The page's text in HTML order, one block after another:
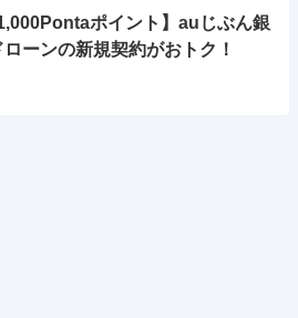
ポイント】auじぶん銀
ーンの新規契約がおトク！